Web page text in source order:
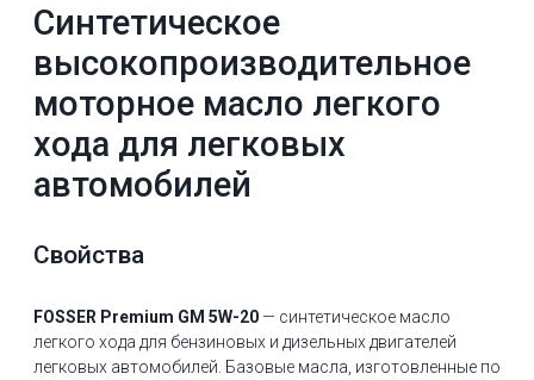
Синтетическое
высокопроизводительное
моторное масло легкого
хода для легковых
автомобилей
Cвойства
FOSSER Premium GM 5W-20— синтетическое масло
легкого хода для бензиновых и дизельных двигателей
легковых автомобилей. Базовые масла, изготовленные по